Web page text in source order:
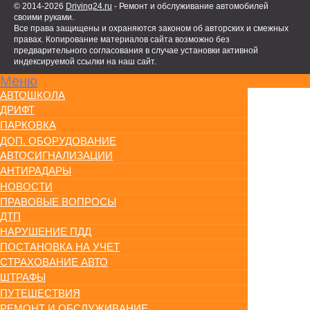
© 2014-2026 Driving24.ru - Ремонт и обслуживание автомобилей
своими руками.
Все права защищены и охраняются законом об авторских и смежных
правах. Копирование материалов сайта возможно без
предварительного согласования в случае установки активной
индексируемой ссылки на наш сайт.
Меню
АВТОШКОЛА
ДРИФТ
ПАРКОВКА
ДОП. ОБОРУДОВАНИЕ
АВТОСИГНАЛИЗАЦИИ
АНТИРАДАРЫ
НОВОСТИ
ПРАВОВЫЕ ВОПРОСЫ
ДТП
НАРУШЕНИЕ ПДД
ПОСТАНОВКА НА УЧЕТ
СТРАХОВАНИЕ АВТО
ШТРАФЫ
ПУТЕШЕСТВИЯ